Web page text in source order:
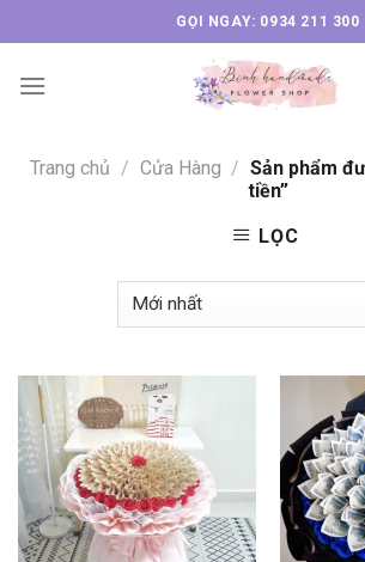
to
content
GỌI NGAY: 0934 211 300
Trang chủ / Cửa Hàng / Sản phẩm
tiền”
LỌC